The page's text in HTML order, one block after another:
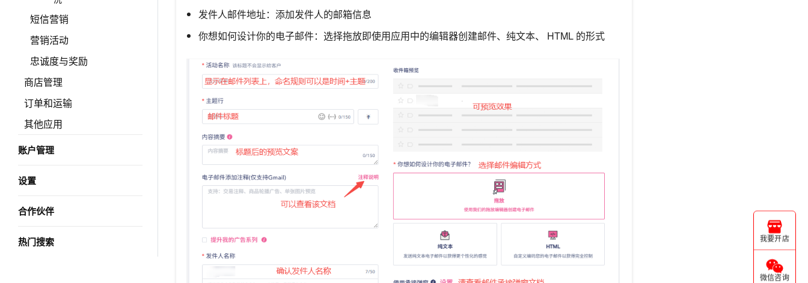
短信营销
营销活动
忠诚度与奖励
商店管理
订单和运输
其他应用
账户管理
设置
合作伙伴
热门搜索
发件人邮件地址：添加发件人的邮箱信息
你想如何设计你的电子邮件：选择拖放即使用应用中的编辑器创建邮件、纯文本、 HTML 的形式
我要开店
微信咨询